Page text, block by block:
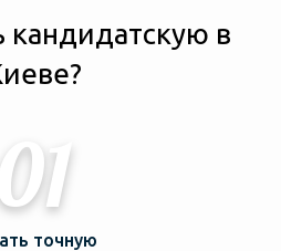
кандидатскую в
точную